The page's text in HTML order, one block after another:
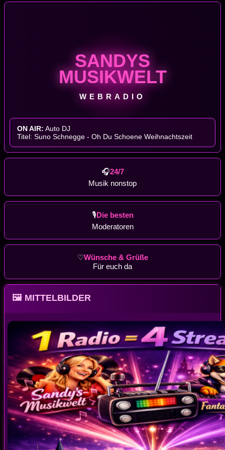
SANDYS
MUSIKWELT
WEBRADIO
ON AIR: Auto DJ
Titel: Suno Schnegge - Oh Du Schoene Weihnachtszeit
🎧24/7
Musik nonstop
🎙Die besten
Moderatoren
♡Wünsche & Grüße
Für euch da
🖼 MITTELBILDER